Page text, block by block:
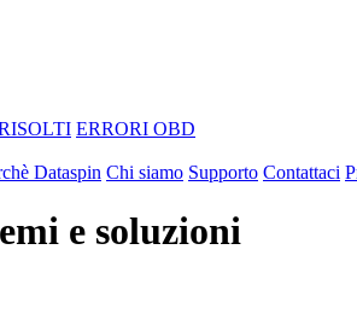
ERRORI OBD
Dataspin Chi siamo Supporto Contattaci
e soluzioni